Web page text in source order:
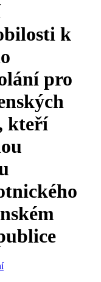
k
pro
kteří